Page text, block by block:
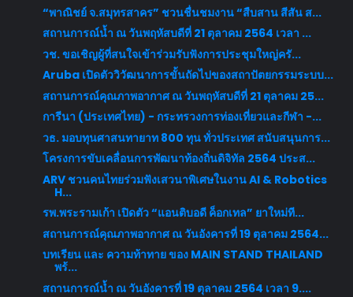
“พาณิชย์ จ.สมุทรสาคร” ชวนชื่นชมงาน “สืบสาน สีสัน ส...
สถานการณ์น้ำ ณ วันพฤหัสบดีที่ 21 ตุลาคม 2564 เวลา ...
วช. ขอเชิญผู้ที่สนใจเข้าร่วมรับฟังการประชุมใหญ่ครั...
Aruba เปิดตัววิวัฒนาการขั้นถัดไปของสถาปัตยกรรมระบบ...
สถานการณ์คุณภาพอากาศ ณ วันพฤหัสบดีที่ 21 ตุลาคม 25...
การีนา (ประเทศไทย) - กระทรวงการท่องเที่ยวและกีฬา -...
วธ. มอบทุนศาสนทายาท 800 ทุน ทั่วประเทศ สนับสนุนการ...
โครงการขับเคลื่อนการพัฒนาท้องถิ่นดิจิทัล 2564 ประส...
ARV ชวนคนไทยร่วมฟังเสวนาพิเศษในงาน AI & Robotics
H...
รพ.พระรามเก้า เปิดตัว “แอนติบอดี ค็อกเทล” ยาใหม่ที...
สถานการณ์คุณภาพอากาศ ณ วันอังคารที่ 19 ตุลาคม 2564...
บทเรียน และ ความท้าทาย ของ MAIN STAND THAILAND
พร้...
สถานการณ์น้ำ ณ วันอังคารที่ 19 ตุลาคม 2564 เวลา 9....